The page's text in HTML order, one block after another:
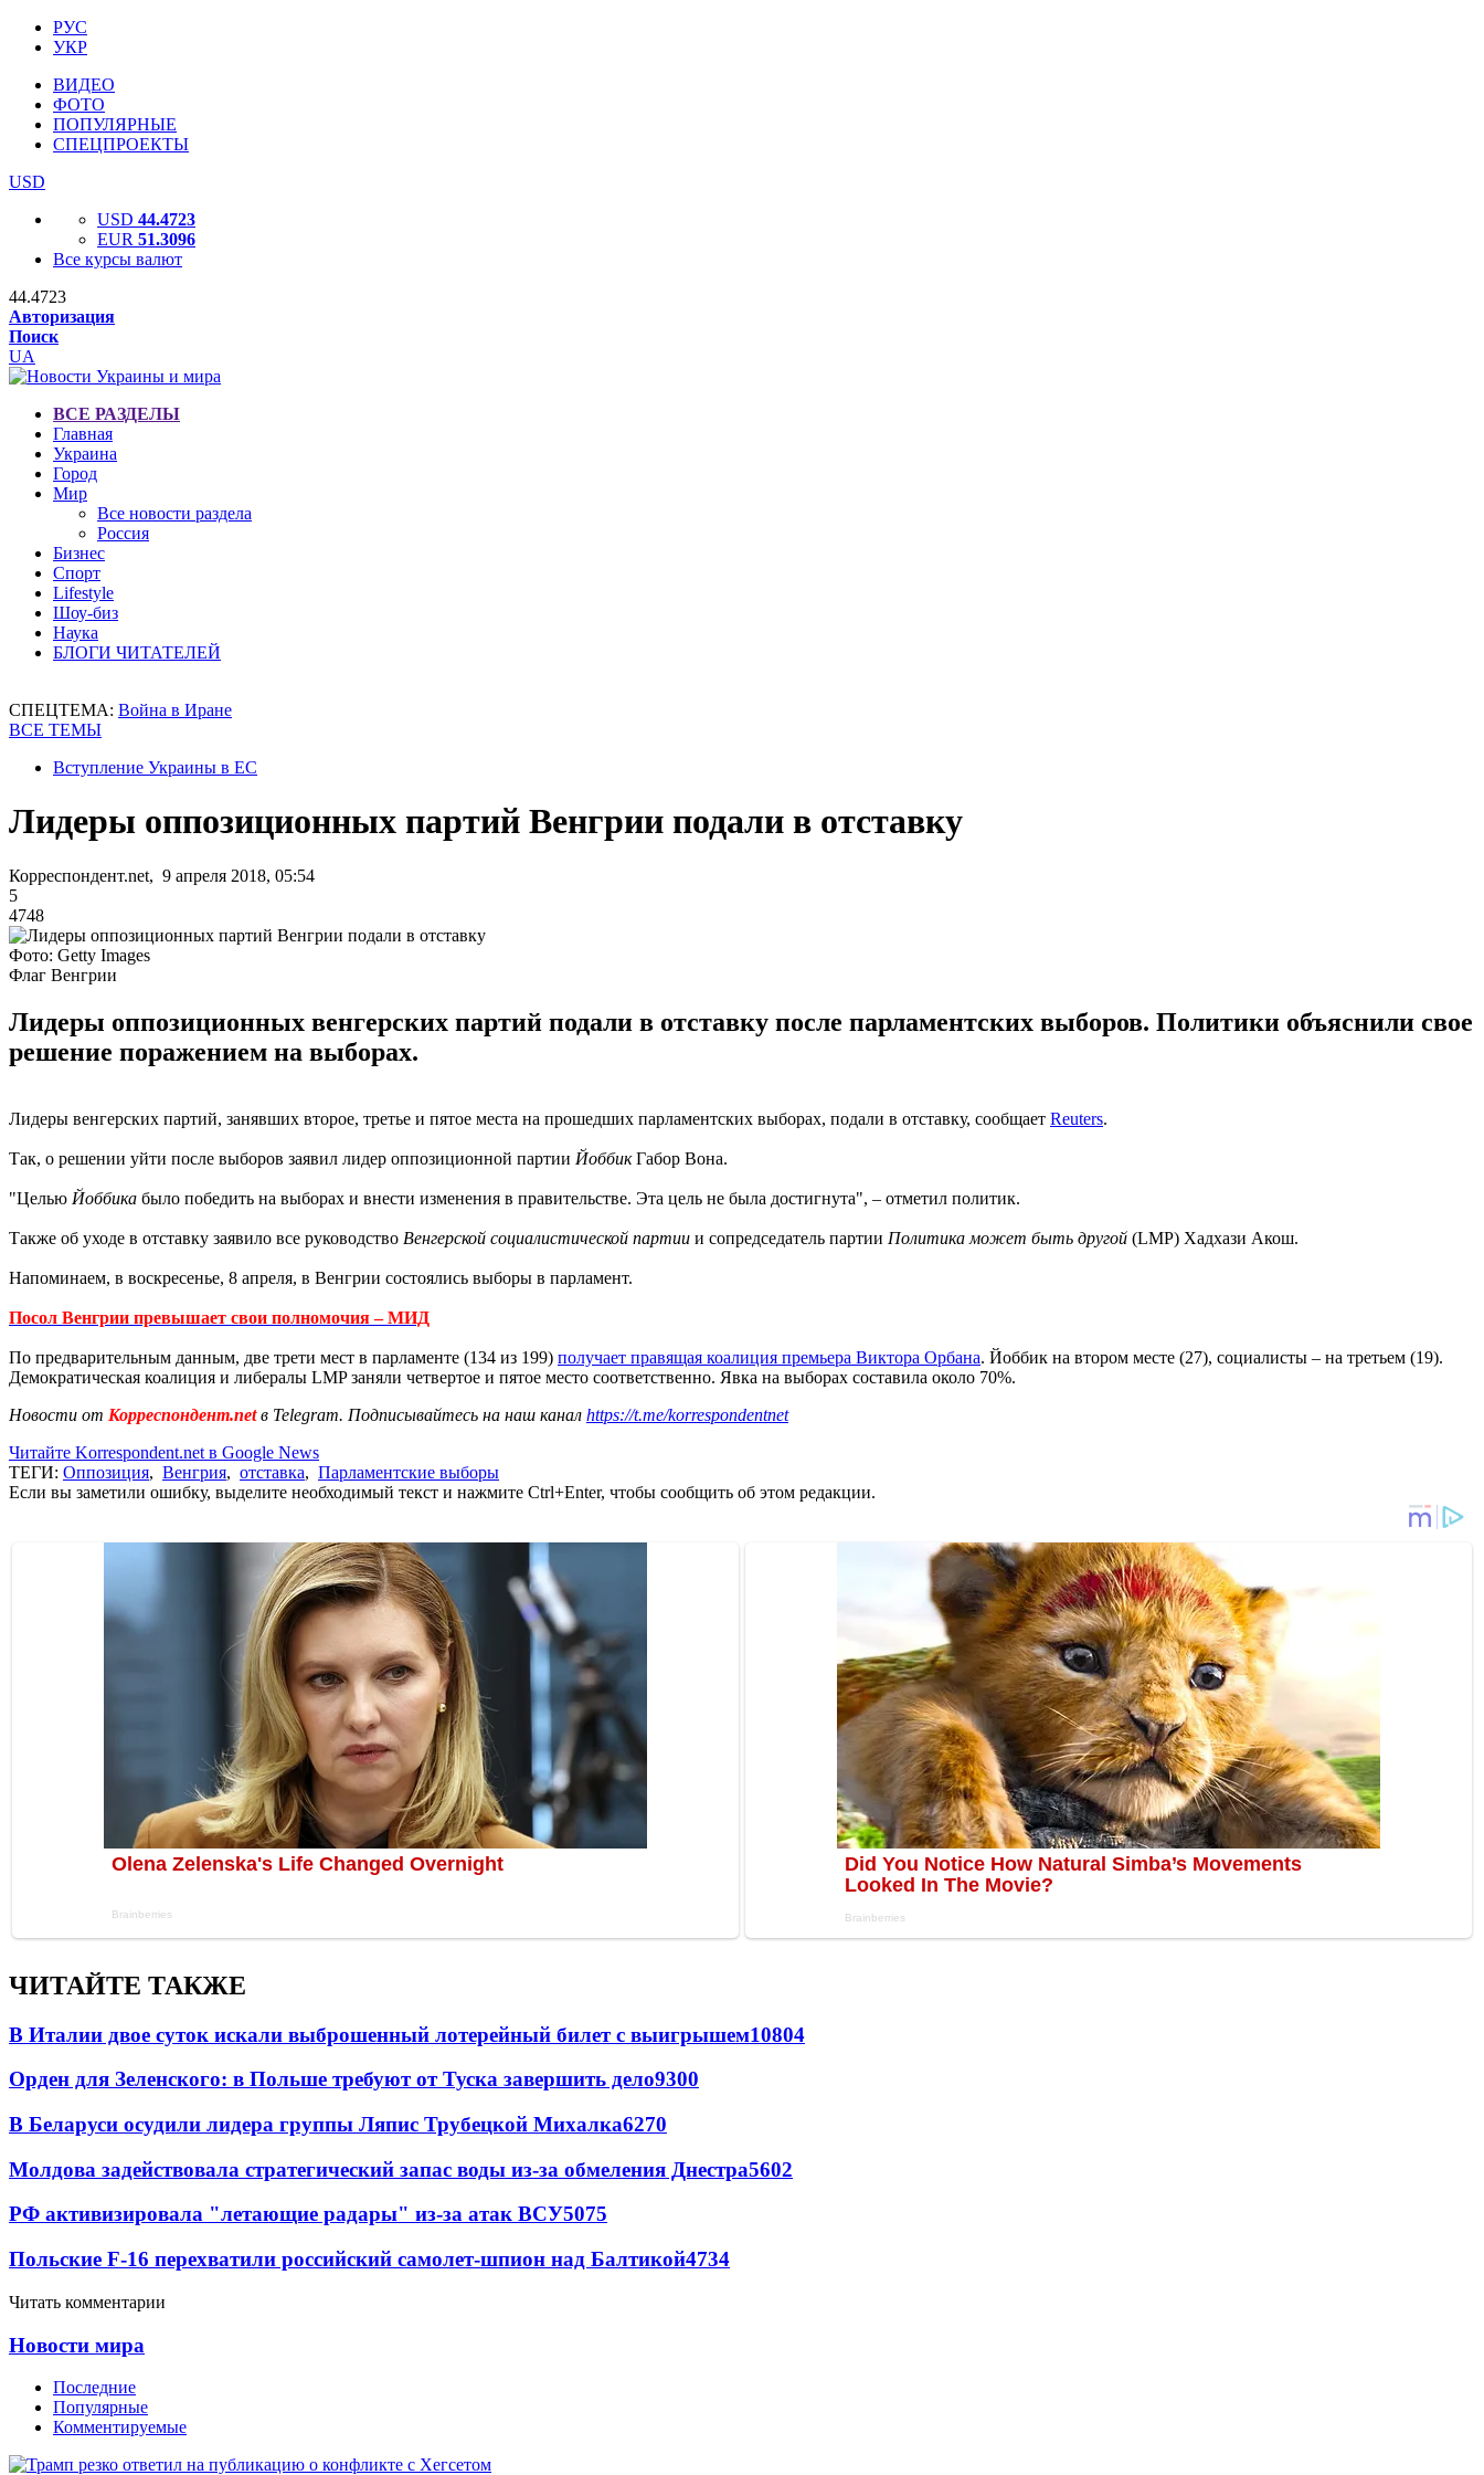
РУС
УКР
ВИДЕО
ФОТО
ПОПУЛЯРНЫЕ
СПЕЦПРОЕКТЫ
USD
USD 44.4723
EUR 51.3096
Все курсы валют
44.4723
Авторизация
Поиск
UA
ВСЕ РАЗДЕЛЫ
Главная
Украина
Город
Мир
Все новости раздела
Россия
Бизнес
Спорт
Lifestyle
Шоу-биз
Наука
БЛОГИ ЧИТАТЕЛЕЙ
СПЕЦТЕМА: Война в Иране
ВСЕ ТЕМЫ
Вступление Украины в ЕС
Лидеры оппозиционных партий Венгрии подали в отставку
Корреспондент.net, 9 апреля 2018, 05:54
5
4748
Фото: Getty Images
Флаг Венгрии
Лидеры оппозиционных венгерских партий подали в отставку после парламентских выборов. Политики объяснили свое
решение поражением на выборах.
Лидеры венгерских партий, занявших второе, третье и пятое места на прошедших парламентских выборах, подали в отставку, сообщает Reuters.
Так, о решении уйти после выборов заявил лидер оппозиционной партии ЙоббикГабор Вона.
"Целью Йоббика было победить на выборах и внести изменения в правительстве. Эта цель не была достигнута", – отметил политик.
Также об уходе в отставку заявило все руководство Венгерской социалистической партии и сопредседатель партии Политика может быть другой (LMP) Хадхази Акош.
Напоминаем, в воскресенье, 8 апреля, в Венгрии состоялись выборы в парламент.
Посол Венгрии превышает свои полномочия – МИД
По предварительным данным, две трети мест в парламенте (134 из 199) получает правящая коалиция премьера Виктора Орбана. Йоббик на втором месте (27), социалисты – на третьем (19).
Демократическая коалиция и либералы LMP заняли четвертое и пятое место соответственно. Явка на выборах составила около 70%.
Новости от Корреспондент.netв Telegram. Подписывайтесь на наш канал https://t.me/korrespondentnet
Читайте Korrespondent.net в Google News
ТЕГИ: Оппозиция, Венгрия, отставка, Парламентские выборы
Если вы заметили ошибку, выделите необходимый текст и нажмите Ctrl+Enter, чтобы сообщить об этом редакции.
ЧИТАЙТЕ ТАКЖЕ
В Италии двое суток искали выброшенный лотерейный билет с выигрышем10804
Орден для Зеленского: в Польше требуют от Туска завершить дело9300
В Беларуси осудили лидера группы Ляпис Трубецкой Михалка6270
Молдова задействовала стратегический запас воды из-за обмеления Днестра5602
РФ активизировала "летающие радары" из-за атак ВСУ5075
Польские F-16 перехватили российский самолет-шпион над Балтикой4734
Читать комментарии
Новости мира
Последние
Популярные
Комментируемые